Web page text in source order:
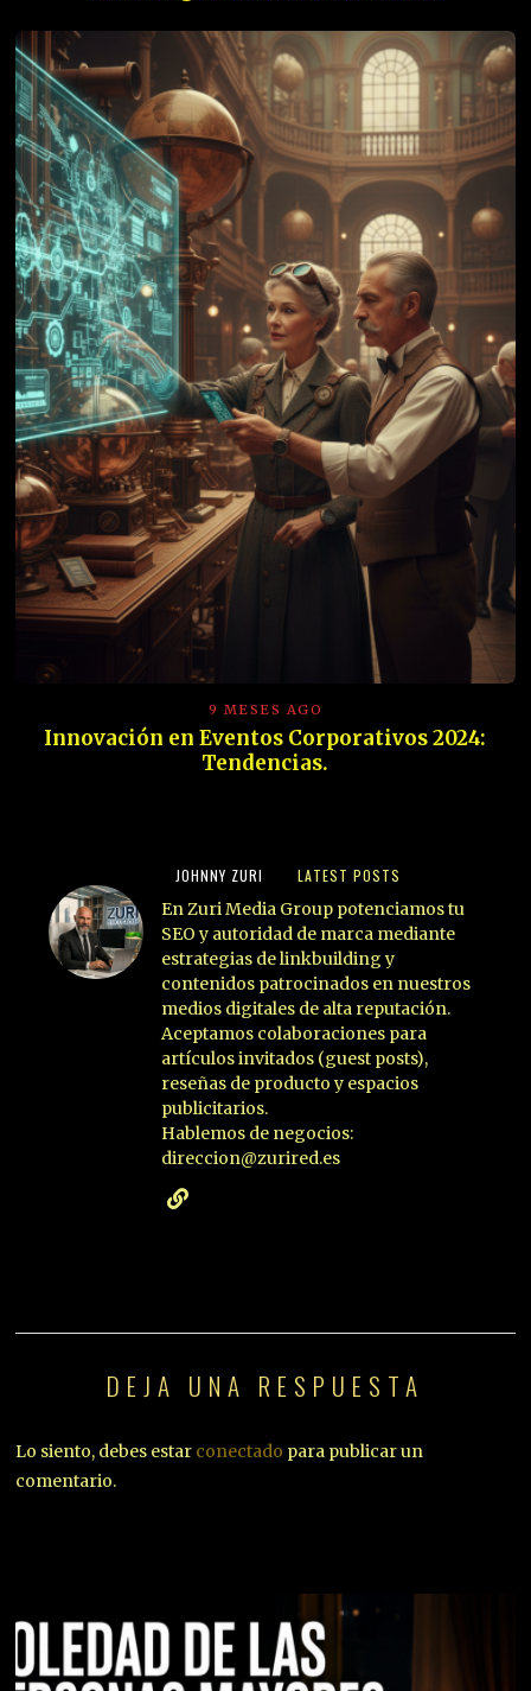
9 MESES AGO
Innovación en Eventos Corporativos 2024:
Tendencias.
JOHNNY ZURI LATEST POSTS
En Zuri Media Group potenciamos tu
SEO y autoridad de marca mediante
estrategias de linkbuilding y
contenidos patrocinados en nuestros
medios digitales de alta reputación.
Aceptamos colaboraciones para
artículos invitados (guest posts),
reseñas de producto y espacios
publicitarios.
Hablemos de negocios:
direccion@zurired.es
DEJA UNA RESPUESTA
Lo siento, debes estar conectado para publicar un
comentario.